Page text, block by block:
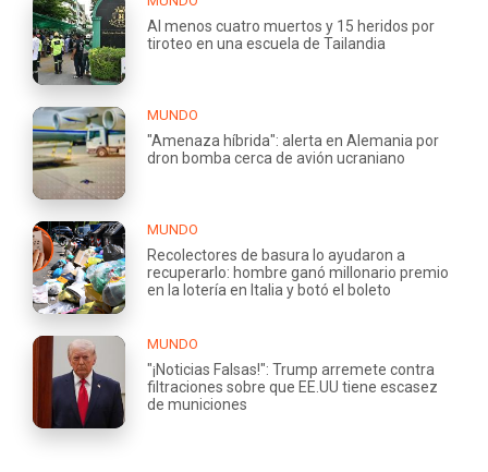
Al menos cuatro muertos y 15 heridos por
tiroteo en una escuela de Tailandia
MUNDO
"Amenaza híbrida": alerta en Alemania por
dron bomba cerca de avión ucraniano
MUNDO
Recolectores de basura lo ayudaron a
recuperarlo: hombre ganó millonario premio
en la lotería en Italia y botó el boleto
MUNDO
"¡Noticias Falsas!": Trump arremete contra
filtraciones sobre que EE.UU tiene escasez
de municiones